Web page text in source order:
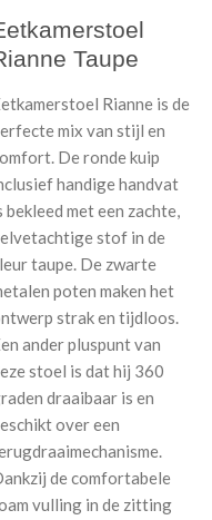
Taupe
Rianne is de
mix van stijl en
De ronde kuip
handige handvat
bekleed met een zachte,
stof in de
taupe. De zwarte
poten maken het
strak en tijdloos.
ander pluspunt van
stoel is dat hij 360
draaibaar is en
over een
de comfortabele
vulling in de zitting